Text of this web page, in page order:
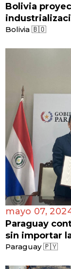
Bolivia
Bolivia 🇧🇴
mayo 07,
Paraguay
sin importar
Paraguay 🇵🇾